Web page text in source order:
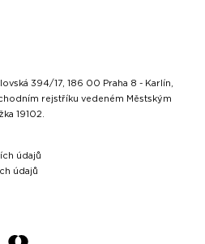
394/17, 186 00 Praha 8 - Karlín,
rejstříku vedeném Městským
19102.
údajů
údajů